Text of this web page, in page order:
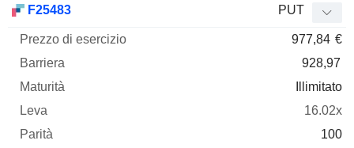
F25483 PUT
977,84 €
928,97
Illimitato
16.02x
100